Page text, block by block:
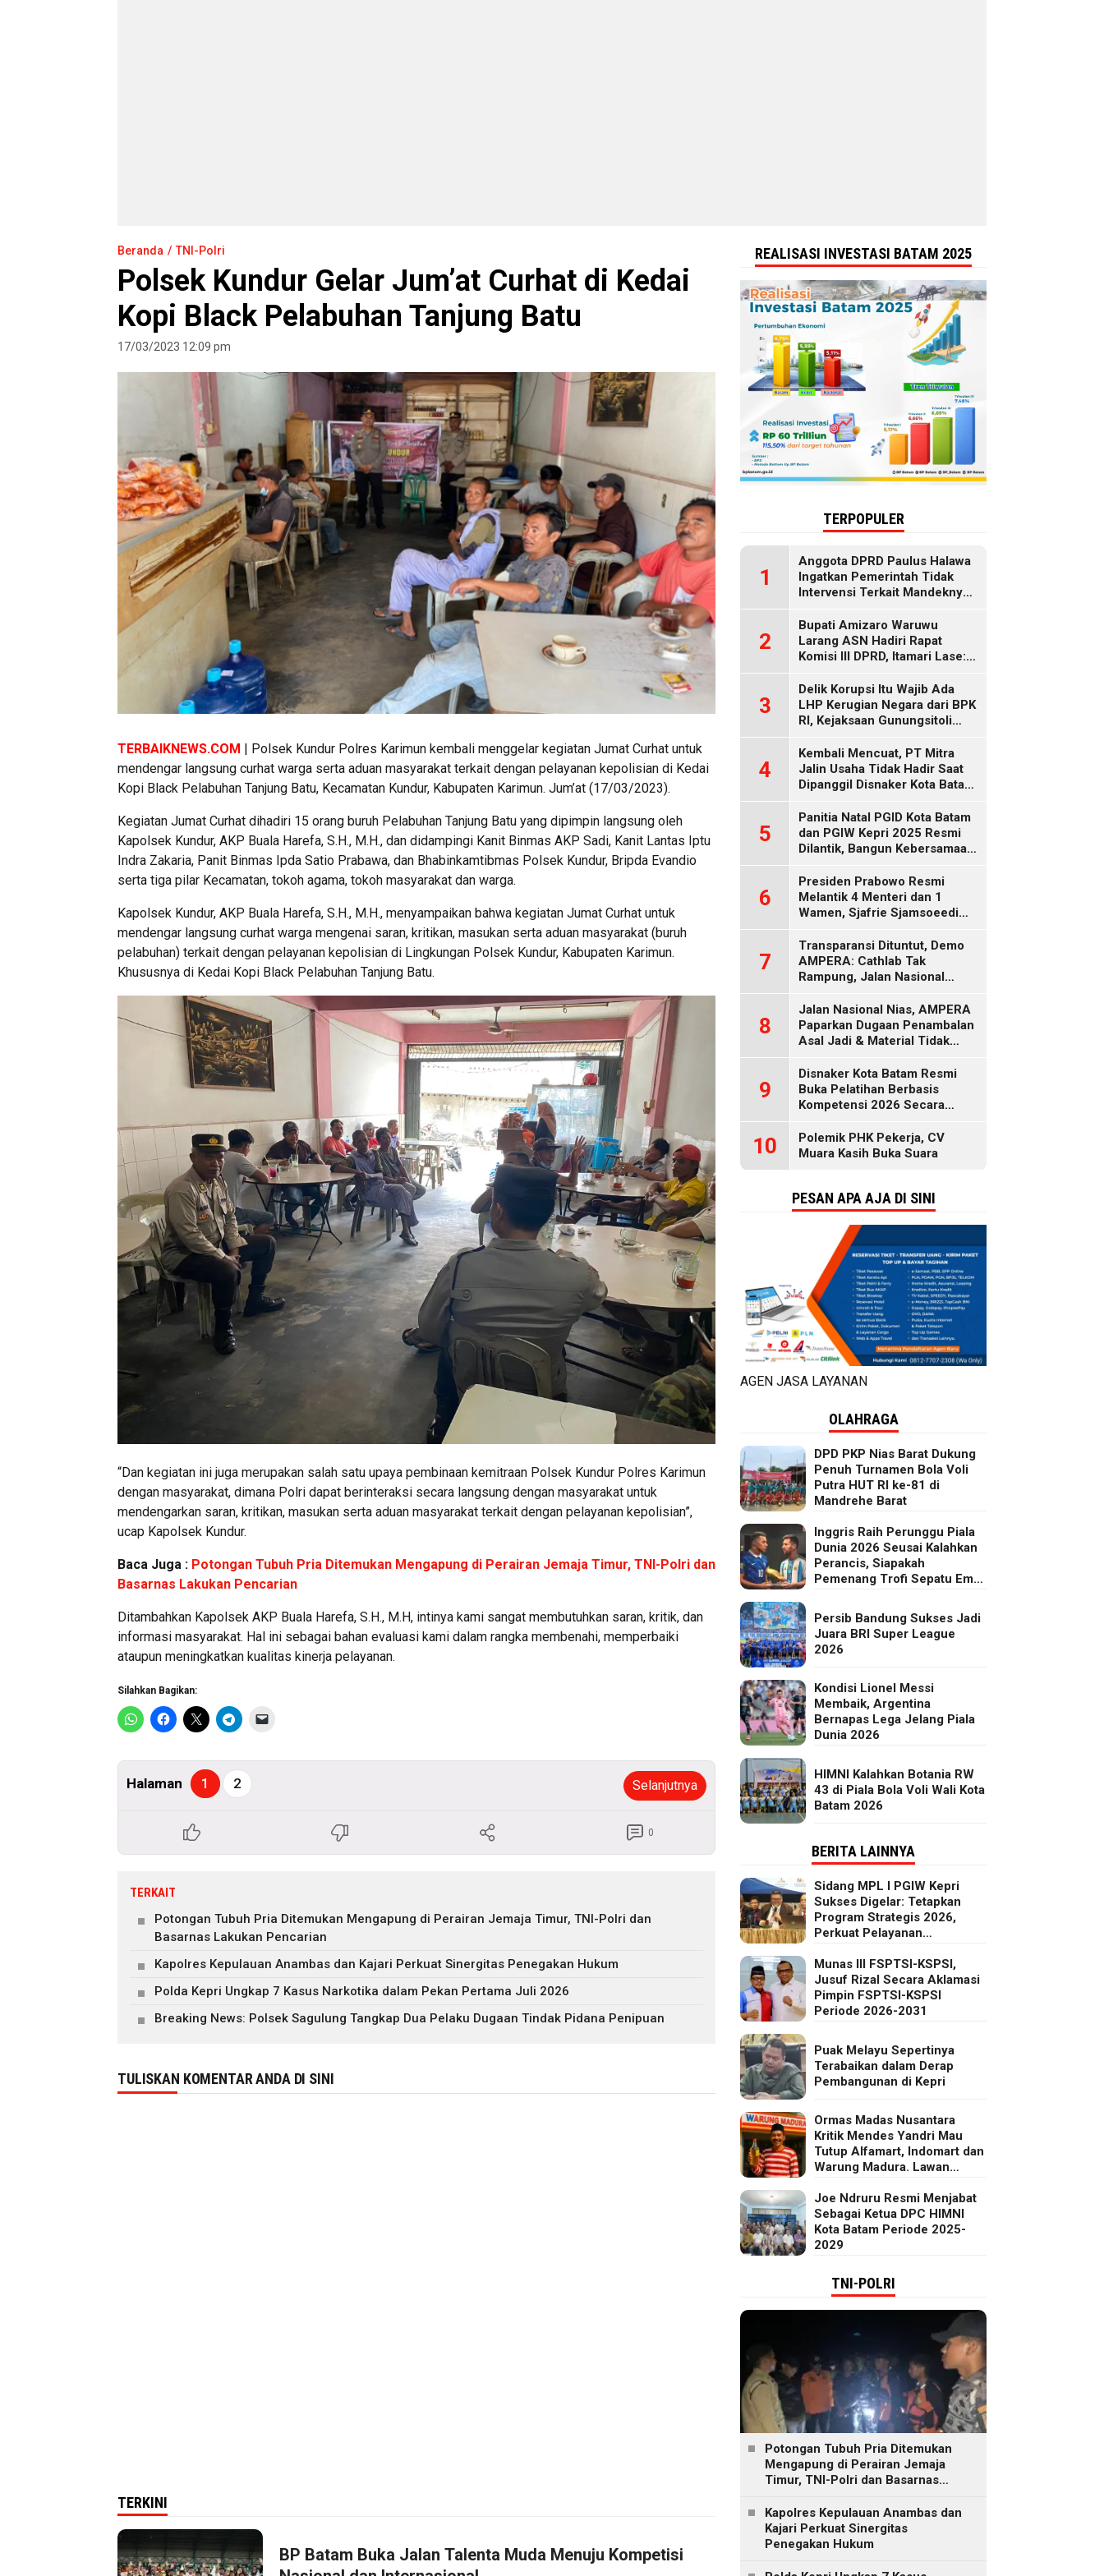
Beranda TNI-Polri
Polsek Kundur Gelar Jum’at Curhat di Kedai
Kopi Black Pelabuhan Tanjung Batu
17/03/2023 12:09 pm
TERBAIKNEWS.COM | Polsek Kundur Polres Karimun kembali menggelar kegiatan Jumat Curhat untuk
mendengar langsung curhat warga serta aduan masyarakat terkait dengan pelayanan kepolisian di Kedai
Kopi Black Pelabuhan Tanjung Batu, Kecamatan Kundur, Kabupaten Karimun. Jum’at (17/03/2023).
Kegiatan Jumat Curhat dihadiri 15 orang buruh Pelabuhan Tanjung Batu yang dipimpin langsung oleh
Kapolsek Kundur, AKP Buala Harefa, S.H., M.H., dan didampingi Kanit Binmas AKP Sadi, Kanit Lantas Iptu
Indra Zakaria, Panit Binmas Ipda Satio Prabawa, dan Bhabinkamtibmas Polsek Kundur, Bripda Evandio
serta tiga pilar Kecamatan, tokoh agama, tokoh masyarakat dan warga.
Kapolsek Kundur, AKP Buala Harefa, S.H., M.H., menyampaikan bahwa kegiatan Jumat Curhat untuk
mendengar langsung curhat warga mengenai saran, kritikan, masukan serta aduan masyarakat (buruh
pelabuhan) terkait dengan pelayanan kepolisian di Lingkungan Polsek Kundur, Kabupaten Karimun.
Khususnya di Kedai Kopi Black Pelabuhan Tanjung Batu.
“Dan kegiatan ini juga merupakan salah satu upaya pembinaan kemitraan Polsek Kundur Polres Karimun
dengan masyarakat, dimana Polri dapat berinteraksi secara langsung dengan masyarakat untuk
mendengarkan saran, kritikan, masukan serta aduan masyarakat terkait dengan pelayanan kepolisian”,
ucap Kapolsek Kundur.
Baca Juga : Potongan Tubuh Pria Ditemukan Mengapung di Perairan Jemaja Timur, TNI-Polri dan
Basarnas Lakukan Pencarian
Ditambahkan Kapolsek AKP Buala Harefa, S.H., M.H, intinya kami sangat membutuhkan saran, kritik, dan
informasi masyarakat. Hal ini sebagai bahan evaluasi kami dalam rangka membenahi, memperbaiki
ataupun meningkatkan kualitas kinerja pelayanan.
Silahkan Bagikan:
Halaman 1 2 Selanjutnya
0
TERKAIT
Potongan Tubuh Pria Ditemukan Mengapung di Perairan Jemaja Timur, TNI-Polri dan
Basarnas Lakukan Pencarian
Kapolres Kepulauan Anambas dan Kajari Perkuat Sinergitas Penegakan Hukum
Polda Kepri Ungkap 7 Kasus Narkotika dalam Pekan Pertama Juli 2026
Breaking News: Polsek Sagulung Tangkap Dua Pelaku Dugaan Tindak Pidana Penipuan
TULISKAN KOMENTAR ANDA DI SINI
TERKINI
BP Batam Buka Jalan Talenta Muda Menuju Kompetisi
REALISASI INVESTASI BATAM 2025
TERPOPULER
1
Anggota DPRD Paulus Halawa
Ingatkan Pemerintah Tidak
Intervensi Terkait Mandeknya
2
Bupati Amizaro Waruwu
Larang ASN Hadiri Rapat
Komisi III DPRD, Itamari Lase:
Parliament
3
Delik Korupsi Itu Wajib Ada
LHP Kerugian Negara dari BPK
RI, Kejaksaan Gunungsitoli
4
Kembali Mencuat, PT Mitra
Jalin Usaha Tidak Hadir Saat
Dipanggil Disnaker Kota Batam
5
Panitia Natal PGID Kota Batam
dan PGIW Kepri 2025 Resmi
Dilantik, Bangun Kebersamaan
Oikumenis
6
Presiden Prabowo Resmi
Melantik 4 Menteri dan 1
Wamen, Sjafrie Sjamsoeedi
Gantikan Budi Gunawan
7
Transparansi Dituntut, Demo
AMPERA: Cathlab Tak
Rampung, Jalan Nasional
8
Jalan Nasional Nias, AMPERA
Paparkan Dugaan Penambalan
Asal Jadi & Material Tidak
9
Disnaker Kota Batam Resmi
Buka Pelatihan Berbasis
Kompetensi 2026 Secara
10
Polemik PHK Pekerja, CV
Muara Kasih Buka Suara
PESAN APA AJA DI SINI
AGEN JASA LAYANAN
OLAHRAGA
DPD PKP Nias Barat Dukung
Penuh Turnamen Bola Voli
Putra HUT RI ke-81 di
Mandrehe Barat
Inggris Raih Perunggu Piala
Dunia 2026 Seusai Kalahkan
Perancis, Siapakah
Pemenang Trofi Sepatu Emas
Persib Bandung Sukses Jadi
Juara BRI Super League
2026
Kondisi Lionel Messi
Membaik, Argentina
Bernapas Lega Jelang Piala
Dunia 2026
HIMNI Kalahkan Botania RW
43 di Piala Bola Voli Wali Kota
Batam 2026
BERITA LAINNYA
Sidang MPL I PGIW Kepri
Sukses Digelar: Tetapkan
Program Strategis 2026,
Perkuat Pelayanan
Sosial
Munas III FSPTSI-KSPSI,
Jusuf Rizal Secara Aklamasi
Pimpin FSPTSI-KSPSI
Periode 2026-2031
Puak Melayu Sepertinya
Terabaikan dalam Derap
Pembangunan di Kepri
Ormas Madas Nusantara
Kritik Mendes Yandri Mau
Tutup Alfamart, Indomart dan
Warung Madura. Lawan
Joe Ndruru Resmi Menjabat
Sebagai Ketua DPC HIMNI
Kota Batam Periode 2025-
2029
TNI-POLRI
Potongan Tubuh Pria Ditemukan
Mengapung di Perairan Jemaja
Timur, TNI-Polri dan Basarnas
Kapolres Kepulauan Anambas dan
Kajari Perkuat Sinergitas
Penegakan Hukum